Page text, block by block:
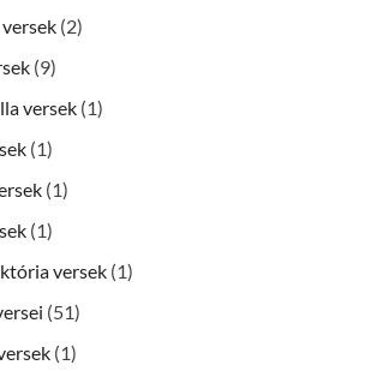
(2)
(9)
versek (1)
(1)
(1)
(1)
versek (1)
(51)
(1)